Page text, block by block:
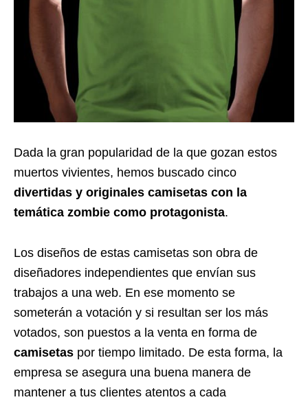
Dada la gran popularidad de la que gozan estos
muertos vivientes, hemos buscado cinco
divertidas y originales camisetas con la
temática zombie como protagonista.
Los diseños de estas camisetas son obra de
diseñadores independientes que envían sus
trabajos a una web. En ese momento se
someterán a votación y si resultan ser los más
votados, son puestos a la venta en forma de
camisetas por tiempo limitado. De esta forma, la
empresa se asegura una buena manera de
mantener a tus clientes atentos a cada